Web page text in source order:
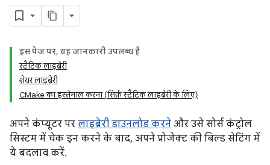
इस पेज पर, यह जानकारी उपलब्ध है
स्टैटिक लाइब्रेरी
शेयर लाइब्रेरी
CMake का इस्तेमाल करना (सिर्फ़ स्टैटिक लाइब्रेरी के लिए)
अपने कंप्यूटर पर लाइब्रेरी डाउनलोड करने और उसे सोर्स कंट्रोल
सिस्टम में चेक इन करने के बाद, अपने प्रोजेक्ट की बिल्ड सेटिंग में
ये बदलाव करें.